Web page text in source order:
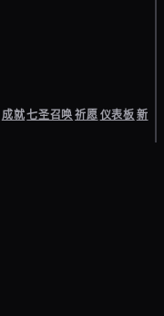
成就七圣召唤祈愿仪表板新